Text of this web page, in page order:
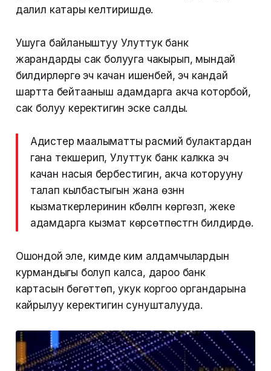
далил катары келтиришүүдө.
Ушуга байланыштуу Улуттук банк
жарандарды сак болууга чакырып, мындай
билдирүүлөргө эч качан ишенбей, эч кандай
шартта бейтааныш адамдарга акча которбой,
сак болуу керектигин эске салды.
Адистер маалыматты расмий булактардан
гана текшерип, Улуттук банк калкка эч
качан насыя бербестигин, акча которууну
талап кылбастыгын жана өзүнүн
кызматкерлеринин күбөлүгүн көргөзүп, жеке
адамдарга кызмат көрсөтпөстүгүн билдирүүдө.
Ошондой эле, кимде ким алдамчылардын
курмандыгы болуп калса, дароо банк
картасын бөгөттөп, укук коргоо органдарына
кайрылуу керектигин сунушталууда.